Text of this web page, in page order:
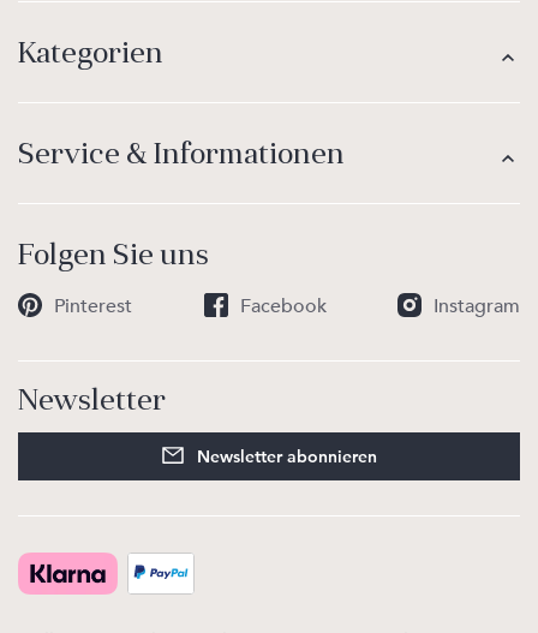
Kategorien
Service & Informationen
Folgen Sie uns
Pinterest Facebook Instagram
Newsletter
Newsletter abonnieren